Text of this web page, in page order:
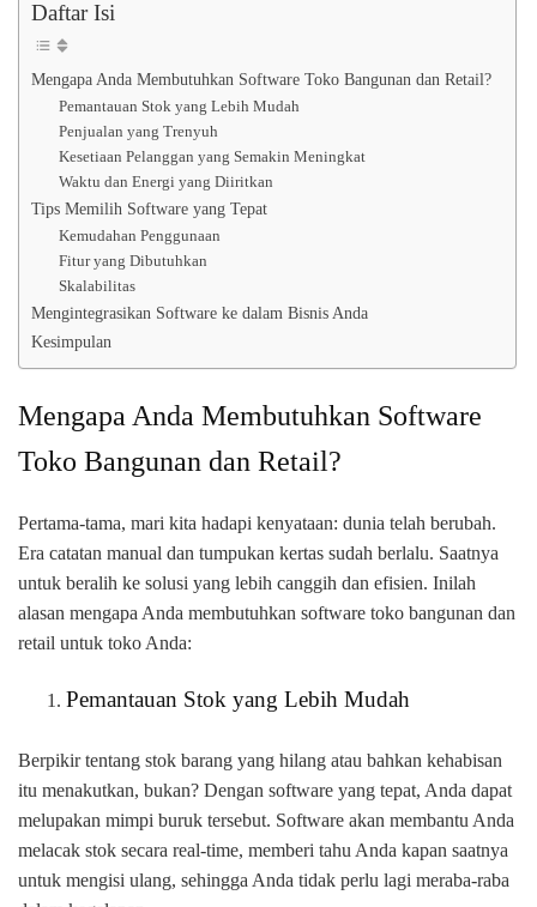
Daftar Isi
Mengapa Anda Membutuhkan Software Toko Bangunan dan Retail?
Pemantauan Stok yang Lebih Mudah
Penjualan yang Trenyuh
Kesetiaan Pelanggan yang Semakin Meningkat
Waktu dan Energi yang Diiritkan
Tips Memilih Software yang Tepat
Kemudahan Penggunaan
Fitur yang Dibutuhkan
Skalabilitas
Mengintegrasikan Software ke dalam Bisnis Anda
Kesimpulan
Mengapa Anda Membutuhkan Software
Toko Bangunan dan Retail?
Pertama-tama, mari kita hadapi kenyataan: dunia telah berubah.
Era catatan manual dan tumpukan kertas sudah berlalu. Saatnya
untuk beralih ke solusi yang lebih canggih dan efisien. Inilah
alasan mengapa Anda membutuhkan software toko bangunan dan
retail untuk toko Anda:
Pemantauan Stok yang Lebih Mudah
Berpikir tentang stok barang yang hilang atau bahkan kehabisan
itu menakutkan, bukan? Dengan software yang tepat, Anda dapat
melupakan mimpi buruk tersebut. Software akan membantu Anda
melacak stok secara real-time, memberi tahu Anda kapan saatnya
untuk mengisi ulang, sehingga Anda tidak perlu lagi meraba-raba